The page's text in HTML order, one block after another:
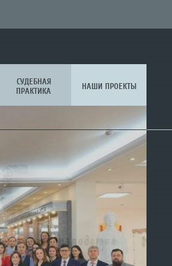
СУДЕБНАЯ
ПРАКТИКА
НАШИ ПРОЕКТЫ